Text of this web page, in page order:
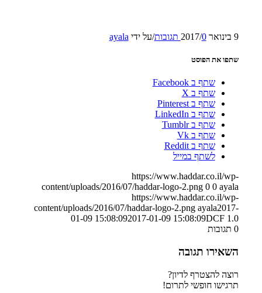
9 בינואר 2017 /0 תגובות /על ידי ayala
שתפו את הפוסט
שתף ב Facebook
שתף ב X
שתף ב Pinterest
שתף ב LinkedIn
שתף ב Tumblr
שתף ב Vk
שתף ב Reddit
לשתף במייל
https://www.haddar.co.il/wp-
content/uploads/2016/07/haddar-logo-2.png 0 0 ayala
https://www.haddar.co.il/wp-
content/uploads/2016/07/haddar-logo-2.png ayala2017-
01-09 15:08:092017-01-09 15:08:09DCF 1.0
0 תגובות
השאירו תגובה
רוצה להצטרף לדיון?
תרגישו חופשי לתרום!